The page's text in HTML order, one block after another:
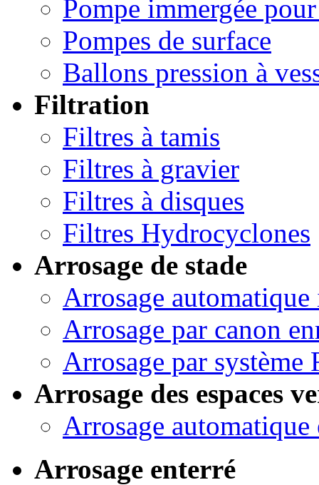
Pompe immergée
Pompes de surface
Ballons pression à
Filtration
Filtres à tamis
Filtres à gravier
Filtres à disques
Filtres Hydrocyclones
Arrosage de stade
Arrosage automatique
Arrosage par canon
Arrosage par système
Arrosage des espaces
Arrosage automatique
Arrosage enterré